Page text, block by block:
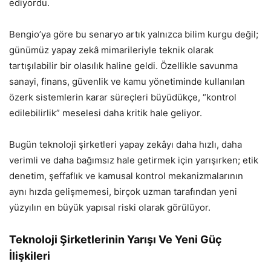
ediyordu.
Bengio’ya göre bu senaryo artık yalnızca bilim kurgu değil;
günümüz yapay zekâ mimarileriyle teknik olarak
tartışılabilir bir olasılık haline geldi. Özellikle savunma
sanayi, finans, güvenlik ve kamu yönetiminde kullanılan
özerk sistemlerin karar süreçleri büyüdükçe, “kontrol
edilebilirlik” meselesi daha kritik hale geliyor.
Bugün teknoloji şirketleri yapay zekâyı daha hızlı, daha
verimli ve daha bağımsız hale getirmek için yarışırken; etik
denetim, şeffaflık ve kamusal kontrol mekanizmalarının
aynı hızda gelişmemesi, birçok uzman tarafından yeni
yüzyılın en büyük yapısal riski olarak görülüyor.
Teknoloji Şirketlerinin Yarışı Ve Yeni Güç
İlişkileri